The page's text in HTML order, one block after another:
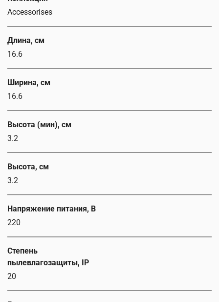
Accessorises
Длина, см
16.6
Ширина, см
16.6
Высота (мин), см
3.2
Высота, см
3.2
Напряжение питания, В
220
Степень
пылевлагозащиты, IP
20